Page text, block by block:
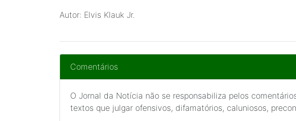
Autor: Elvis Klauk Jr.
Comentários
O Jornal da Notícia não se responsabiliza pelos
textos que julgar ofensivos, difamatórios, caluniosos,